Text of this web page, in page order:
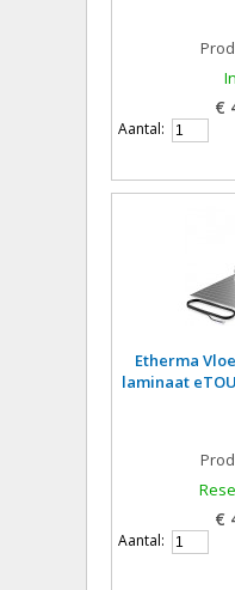
€
Aantal:
Etherma
laminaat
€
Aantal: